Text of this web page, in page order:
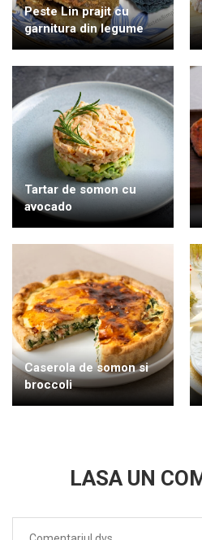
Peste Lin prajit cu
garnitura din legume
Tartar de somon cu
avocado
Caserola de somon si
broccoli
LASA UN